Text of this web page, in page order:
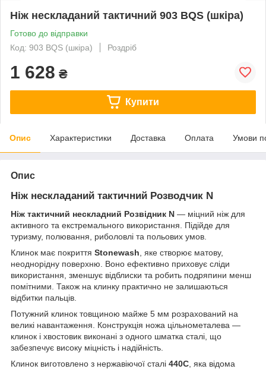
Ніж нескладаний тактичний 903 BQS (шкіра)
Готово до відправки
Код: 903 BQS (шкіра)
Роздріб
1 628 ₴
Купити
Опис Характеристики Доставка Оплата Умови
Опис
Ніж нескладаний тактичний Розводчик N
Ніж тактичний нескладний Розвідник N — міцний ніж для
активного та екстремального використання. Підійде для
туризму, полювання, риболовлі та польових умов.
Клинок має покриття Stonewash , яке створює матову,
неоднорідну поверхню. Воно ефективно приховує сліди
використання, зменшує відблиски та робить подряпини менш
помітними. Також на клинку практично не залишаються
відбитки пальців.
Потужний клинок товщиною майже 5 мм розрахований на
великі навантаження. Конструкція ножа цільнометалева —
клинок і хвостовик виконані з одного шматка сталі, що
забезпечує високу міцність і надійність.
Клинок виготовлено з нержавіючої сталі 440C , яка відома